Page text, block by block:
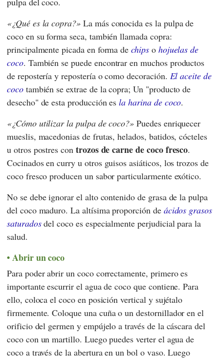
¿Qué es la copra? La más conocida es la pulpa de
coco en su forma seca, también llamada copra:
principalmente picada en forma dechipso hojuelas de
coco. También se puede encontrar en muchos productos
de repostería y repostería o como decoración. El aceite de
cocotambién se extrae de la copra; Un "producto de
desecho" de esta producción esla harina de coco.
¿Cómo utilizar la pulpa de coco? Puedes enriquecer
mueslis, macedonias de frutas, helados, batidos, cócteles
u otros postres con trozos de carne de coco fresco.
Cocinados en curry u otros guisos asiáticos, los trozos de
coco fresco producen un sabor particularmente exótico.
No se debe ignorar el alto contenido de grasa de la pulpa
del coco maduro. La altísima proporción de ácidos grasos
saturadosdel coco es especialmente perjudicial para la
salud.
Abrir un coco
Para poder abrir un coco correctamente, primero es
importante escurrir el agua de coco que contiene. Para
ello, coloca el coco en posición vertical y sujétalo
firmemente. Coloque una cuña o un destornillador en el
orificio del germen y empújelo a través de la cáscara del
coco con un martillo. Luego puedes verter el agua de
coco a través de la abertura en un bol o vaso. Luego